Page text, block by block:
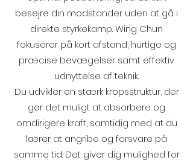
besejre din modstander uden at gå i
direkte styrkekamp. Wing Chun
fokuserer på kort afstand, hurtige og
præcise bevægelser samt effektiv
udnyttelse af teknik.
Du udvikler en stærk kropsstruktur, der
gør det muligt at absorbere og
omdirigere kraft, samtidig med at du
lærer at angribe og forsvare på
samme tid. Det giver dig mulighed for